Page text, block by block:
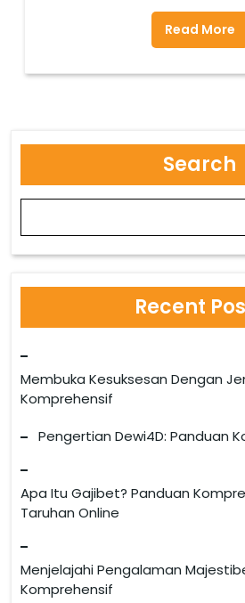
Read More
Search
Recent
Membuka Kesuksesan Dengan
Komprehensif
Pengertian Dewi4D: Panduan
Apa Itu Gajibet? Panduan
Taruhan Online
Menjelajahi Pengalaman
Komprehensif